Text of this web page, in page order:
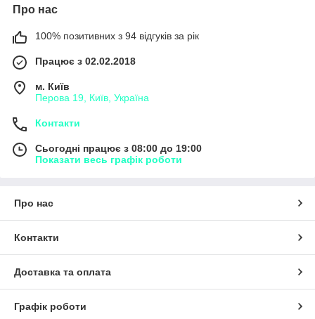
Про нас
100% позитивних з 94 відгуків за рік
Працює з 02.02.2018
м. Київ
Перова 19, Київ, Україна
Контакти
Сьогодні працює з 08:00 до 19:00
Показати весь графік роботи
Про нас
Контакти
Доставка та оплата
Графік роботи